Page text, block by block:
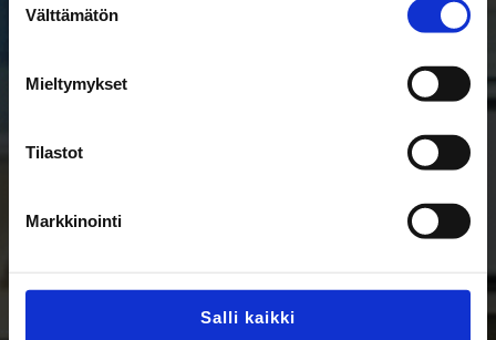
valinta
Välttämätön
Mieltymykset
Tilastot
Markkinointi
Salli kaikki